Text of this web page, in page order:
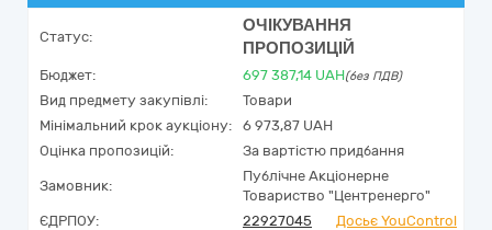
Статус:
ОЧІКУВАННЯ
ПРОПОЗИЦІЙ
Бюджет: 697 387,14 UAH(без ПДВ)
Вид предмету закупівлі:
Товари
Мінімальний крок аукціону:
6 973,87 UAH
Оцінка пропозицій:
За вартістю придбання
Замовник:
Публічне Акціонерне
Товариство "Центренерго"
ЄДРПОУ:
22927045
Досьє YouControl